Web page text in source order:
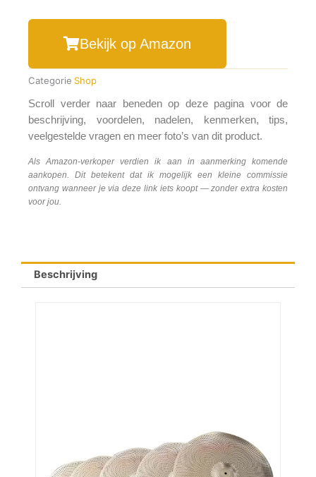
Bekijk op Amazon
Categorie Shop
Scroll verder naar beneden op deze pagina voor de
beschrijving, voordelen, nadelen, kenmerken, tips,
veelgestelde vragen en meer foto’s van dit product.
Als Amazon-verkoper verdien ik aan in aanmerking komende
aankopen. Dit betekent dat ik mogelijk een kleine commissie
ontvang wanneer je via deze link iets koopt — zonder extra kosten
voor jou.
Beschrijving